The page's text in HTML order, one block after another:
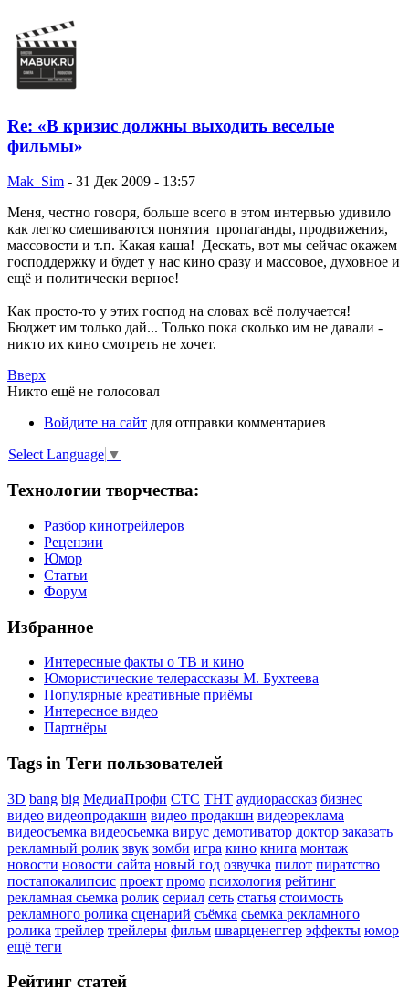
Re: «В кризис должны выходить веселые
фильмы»
Mak_Sim - 31 Дек 2009 - 13:57
Меня, честно говоря, больше всего в этом интервью удивило
как легко смешиваются понятия пропаганды, продвижения,
массовости и т.п. Какая каша! Дескать, вот мы сейчас окажем
господдержку и будет у нас кино сразу и массовое, духовное и
ещё и политически верное!
Как просто-то у этих господ на словах всё получается!
Бюджет им только дай... Только пока сколько им не давали -
никто их кино смотреть не хочет.
Вверх
Никто ещё не голосовал
Войдите на сайт для отправки комментариев
Select Language ▼
Технологии творчества:
Разбор кинотрейлеров
Рецензии
Юмор
Статьи
Форум
Избранное
Интересные факты о ТВ и кино
Юмористические телерассказы М. Бухтеева
Популярные креативные приёмы
Интересное видео
Партнёры
Tags in Теги пользователей
3D bang big МедиаПрофи СТС ТНТ аудиорассказ бизнес
видео видеопродакшн видео продакшн видеореклама
видеосъемка видеосьемка вирус демотиватор доктор заказать
рекламный ролик звук зомби игра кино книга монтаж
новости новости сайта новый год озвучка пилот пиратство
постапокалипсис проект промо психология рейтинг
рекламная сьемка ролик сериал сеть статья стоимость
рекламного ролика сценарий съёмка сьемка рекламного
ролика трейлер трейлеры фильм шварценеггер эффекты юмор
ещё теги
Рейтинг статей